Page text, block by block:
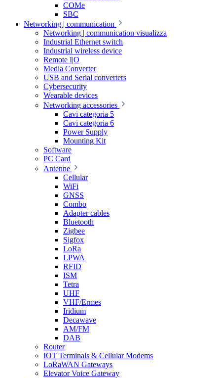
COMe
SBC
Networking | communication
Networking | communication visualizza
Industrial Ethernet switch
Industrial wireless device
Remote I|O
Media Converter
USB and Serial converters
Cybersecurity
Wearable devices
Networking accessories
Cavi categoria 5
Cavi categoria 6
Power Supply
Mounting Kit
Software
PC Card
Antenne
Cellular
WiFi
GNSS
Combo
Adapter cables
Bluetooth
Zigbee
Sigfox
LoRa
LPWA
RFID
ISM
Tetra
UHF
VHF/Ermes
Iridium
Decawave
AM/FM
DAB
Router
IOT Terminals & Cellular Modems
LoRaWAN Gateways
Elevator Voice Gateway